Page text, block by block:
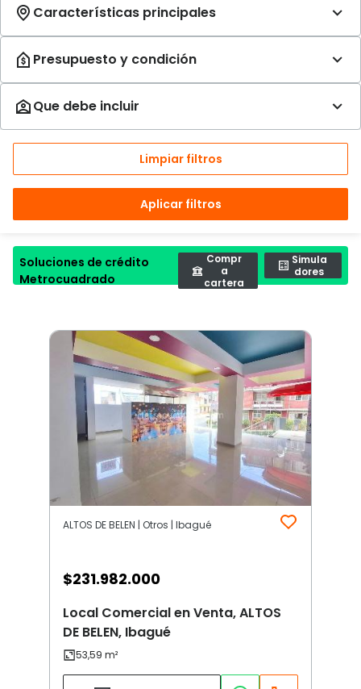
Limpiar filtros
Aplicar filtros
Soluciones de crédito
Metrocuadrado
Compr
a
cartera
Simula
dores
ALTOS DE BELEN | Otros | Ibagué
$231.982.000
Local Comercial en Venta, ALTOS
DE BELEN, Ibagué